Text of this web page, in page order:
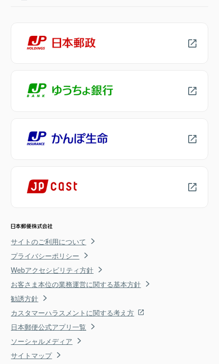
サイトのご利用について
プライバシーポリシー
Webアクセシビリティ方針
お客さま本位の業務運営に関する基本方針
勧誘方針
カスタマーハラスメントに関する考え方
日本郵便公式アプリ一覧
ソーシャルメディア
サイトマップ